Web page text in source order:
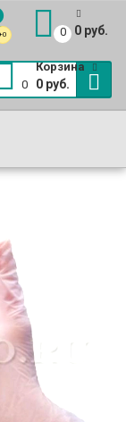
0 0 руб.
Корзина
0
0 руб.
ПИЛКИ
ZINGER
ЕЩЕ